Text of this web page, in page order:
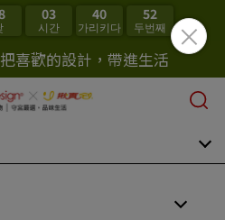
03
시간
40
가리키다
52
두번째
喜歡的設計，帶進生活